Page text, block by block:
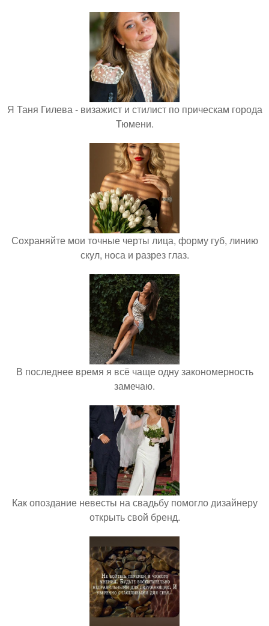
Я Таня Гилева - визажист и стилист по прическам города
Тюмени.
Сохраняйте мои точные черты лица, форму губ, линию
скул, носа и разрез глаз.
В последнее время я всё чаще одну закономерность
замечаю.
Как опоздание невесты на свадьбу помогло дизайнеру
открыть свой бренд.